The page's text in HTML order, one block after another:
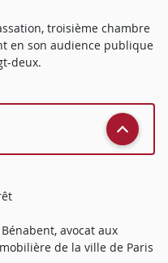
troisième chambre
en son audience publique
deux.
avocat aux
de la ville de Paris